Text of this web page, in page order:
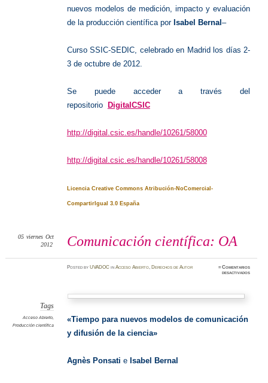
nuevos modelos de medición, impacto y evaluación
de la producción científica por Isabel Bernal –
Curso SSIC-SEDIC, celebrado en Madrid los días 2-
3 de octubre de 2012.
Se puede acceder a través del
repositorio
DigitalCSIC
http://digital.csic.es/handle/10261/58000
http://digital.csic.es/handle/10261/58008
Licencia Creative Commons Atribución-NoComercial-
CompartirIgual 3.0 España
Comunicación científica: OA
05 viernes Oct
2012
PostedbyUVADOC inAcceso Abierto, Derechos de Autor ≈Comentarios
desactivadosen
Tags
Acceso Abierto,
Producción científica
«Tiempo para nuevos modelos de comunicación
y difusión de la ciencia»
Agnès Ponsati e Isabel Bernal